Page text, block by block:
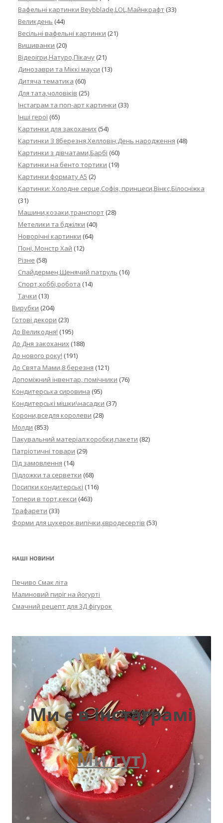
Вафельні картинки Beybblade,LOL,Майнкрафт (33)
Великдень (44)
Весільні вафельні картинки (21)
Вишиванки (20)
Відеоігри,Натуро,Пікачу (21)
Динозаври та Міккі мауси (13)
Дитяча тематика (60)
Для тата,чоловіків (25)
Інстаграм та поп-арт картинки (33)
Інші герої (65)
Картинки для закоханих (54)
Картинки З 8березня,Хелловін,День народження (48)
Картинки з дівчатами,Барбі (60)
Картинки на бенто тортики (19)
Картинки формату А5 (2)
Картинки: Холодне серце,Софія, принцеси,Вінкс,Білосніжка
(31)
Машини,козаки,транспорт (28)
Метелики та бджілки (40)
Новорічні картинки (64)
Поні, Монстр Хай (12)
Різне (58)
Спайдермен,Щенячий патруль (16)
Спорт,хоббі,робота (14)
Тачки (13)
Вирубки (204)
Готові декори (23)
До Великодня! (195)
До Дня закоханих (188)
До нового року! (191)
До Свята Мами,8 березня (121)
Допоміжний інвентар, помічники (76)
Кондитерська сировина (95)
Кондитерські мішки\насадки (37)
Корони,вседля королеви (28)
Молди (853)
Пакувальний матеріал:коробки,пакети (82)
Патріотичні товари (29)
Під замовлення (14)
Підложки та серветки (68)
Посипки кондитерські (116)
Топери в торт,кекси (463)
Трафарети (33)
Форми для цукерок,випічки,євродесертів (53)
НАШІ НОВИНИ
Печиво Смак літа
Малиновий пиріг на йогурті
Смачний рецепт для 3Д фігурок
Ми є в інстаграмі
Ми тут)